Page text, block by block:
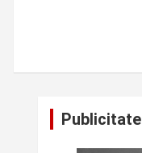
Publicitate